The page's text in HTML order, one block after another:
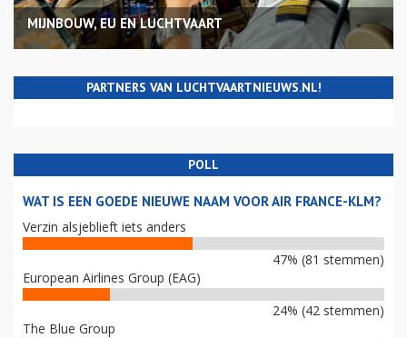
MIJNBOUW, EU EN LUCHTVAART
PARTNERS VAN LUCHTVAARTNIEUWS.NL!
POLL
WAT IS EEN GOEDE NIEUWE NAAM VOOR AIR FRANCE-KLM?
Verzin alsjeblieft iets anders
47% (81 stemmen)
European Airlines Group (EAG)
24% (42 stemmen)
The Blue Group